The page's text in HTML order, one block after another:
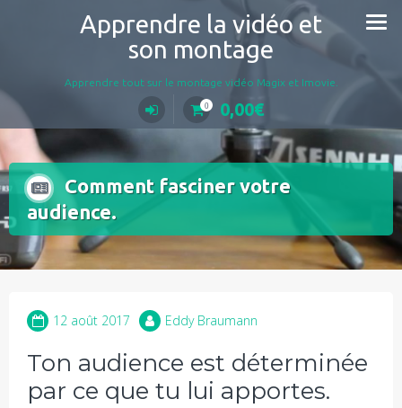
Apprendre la vidéo et
son montage
Apprendre tout sur le montage vidéo Magix et Imovie.
0 0,00€
Comment fasciner votre
audience.
12 août 2017 Eddy Braumann
Ton audience est déterminée
par ce que tu lui apportes.